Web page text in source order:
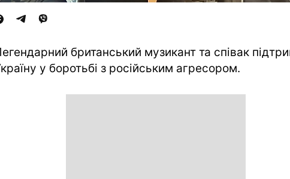
британський музикант та співак
у боротьбі з російським агресором.